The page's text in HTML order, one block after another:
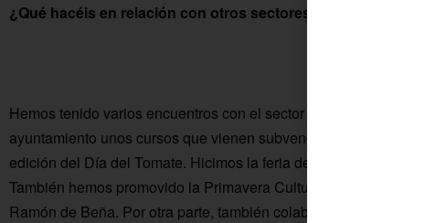
¿Qué hacéis en relación con otros sectores de la actividad
Hemos tenido varios encuentros con el sector agrícola y
ayuntamiento unos cursos que vienen subvencionados con
edición del Día del Tomate. Hicimos la feria de la tapa en el
También hemos promovido la Primavera Cultural junto a la
Ramón de Beña. Por otra parte, también colaboramos con